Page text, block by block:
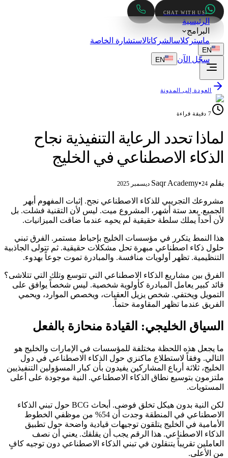
CHAT WITH US
الرئيسية
البرامج
ماستركلاسالشركاتالاستشارة الخاصة
سجّل الآن EN
EN
العودة إلى المدونة
7 دقيقة قراءة
لماذا تحدد الرعاية التنفيذية نجاح
الذكاء الاصطناعي في الخليج
بقلم •24 ديسمبر 2025
مشروعك التجريبي للذكاء الاصطناعي نجح. إثبات المفهوم أبهر
الجميع. بعد ستة أشهر، المشروع ميت. ليس لأن التقنية فشلت. بل
لأن أحداً يملك سلطة حقيقية لم يحمِه عندما ضاقت الميزانيات.
هذا النمط يتكرر في مؤسسات الخليج بإحباط مستمر. الفرق تبني
حلول ذكاء اصطناعي مبهرة تحل مشكلات حقيقية. ثم تتولى الجاذبية
التنظيمية. تظهر أولويات منافسة. والمبادرة تموت جوعاً بهدوء.
الفرق بين مشاريع الذكاء الاصطناعي التي تتوسع وتلك التي تتلاشى؟
قائد كبير يعامل المبادرة كأولوية شخصية. ليس شخصاً يوافق على
التمويل ويختفي. شخص يزيل العقبات، ويخصص الموارد، ويحمي
الفريق عندما تظهر المقاومة حتماً.
السياق الخليجي: القيادة منحازة بالفعل
ما يجعل هذه اللحظة مختلفة للمؤسسات في الإمارات والخليج هو
التالي. وفقاً لاستطلاع ماكنزي حول الذكاء الاصطناعي في دول
الخليج، ثلاثة أرباع المشاركين يفيدون بأن كبار المسؤولين التنفيذيين
ملتزمون بتوسيع نطاق الذكاء الاصطناعي. النية موجودة على أعلى
المستويات.
لكن النية بدون هيكل تخلق فوضى. أبحاث BCG حول تبني الذكاء
الاصطناعي في المنطقة وجدت أن 54% من موظفي الخطوط
الأمامية في الخليج يتلقون توجيهات قيادية واضحة حول تطبيق
الذكاء الاصطناعي. هذا الرقم يجب أن يقلقك. يعني أن نصف
العاملين تقريباً يتنقلون في تبني الذكاء الاصطناعي دون توجيه كافٍ
من الأعلى.